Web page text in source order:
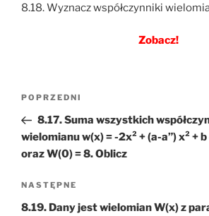
8.18. Wyznacz współczynniki
Zobacz!
Nawigacja
Poprzedni
wpis
POPRZEDNI
8.17. Suma wszystkich
wielomianu w(x) = -2x² + (a-a”) x² +
oraz W(0) = 8. Oblicz
Następny
wpis
NASTĘPNE
8.19. Dany jest wielomian W(x) z